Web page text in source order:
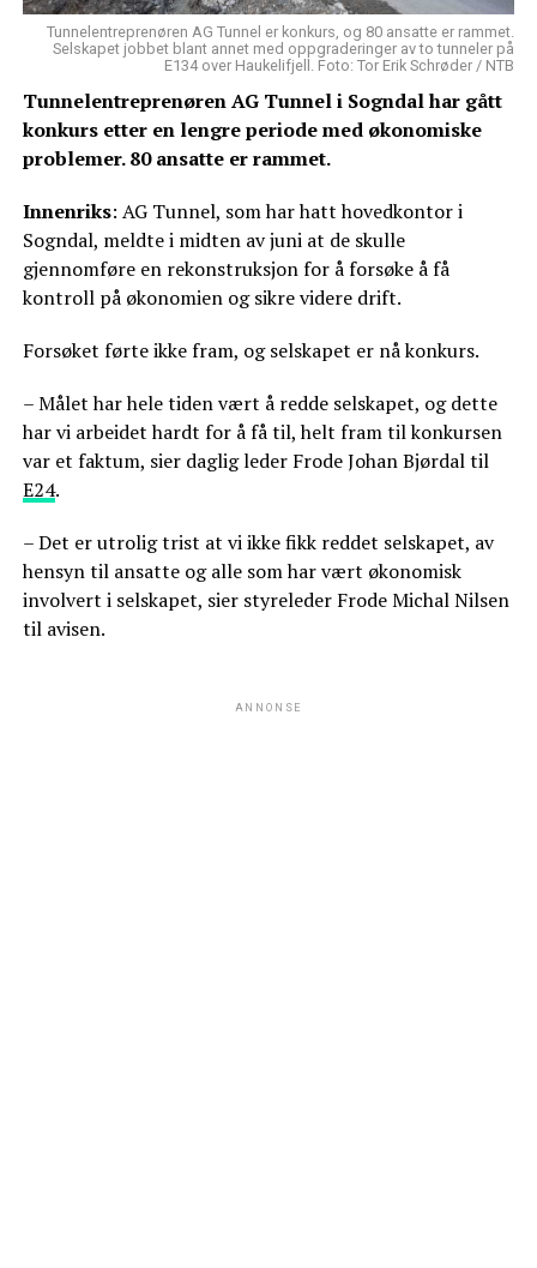
Tunnelentreprenøren AG Tunnel er konkurs, og 80 ansatte er rammet.
Selskapet jobbet blant annet med oppgraderinger av to tunneler på
E134 over Haukelifjell. Foto: Tor Erik Schrøder / NTB
Tunnelentreprenøren AG Tunnel i Sogndal har gått
konkurs etter en lengre periode med økonomiske
problemer. 80 ansatte er rammet.
Innenriks: AG Tunnel, som har hatt hovedkontor i
Sogndal, meldte i midten av juni at de skulle
gjennomføre en rekonstruksjon for å forsøke å få
kontroll på økonomien og sikre videre drift.
Forsøket førte ikke fram, og selskapet er nå konkurs.
– Målet har hele tiden vært å redde selskapet, og dette
har vi arbeidet hardt for å få til, helt fram til konkursen
var et faktum, sier daglig leder Frode Johan Bjørdal til
E24.
–⁠ Det er utrolig trist at vi ikke fikk reddet selskapet, av
hensyn til ansatte og alle som har vært økonomisk
involvert i selskapet, sier styreleder Frode Michal Nilsen
til avisen.
ANNONSE